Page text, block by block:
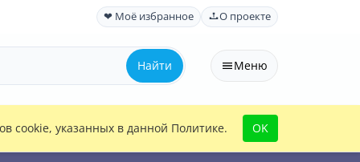
❤ Моё избранное О проекте
Найти Меню
cookie, указанных в данной Политике. OK